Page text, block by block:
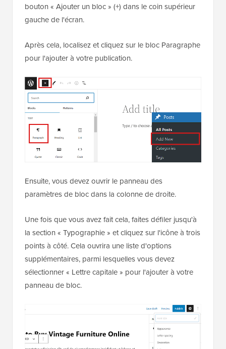
bouton « Ajouter un bloc » (+) dans le coin supérieur
gauche de l'écran.
Après cela, localisez et cliquez sur le bloc Paragraphe
pour l'ajouter à votre publication.
Ensuite, vous devez ouvrir le panneau des
paramètres de bloc dans la colonne de droite.
Une fois que vous avez fait cela, faites défiler jusqu'à
la section « Typographie » et cliquez sur l'icône à trois
points à côté. Cela ouvrira une liste d'options
supplémentaires, parmi lesquelles vous devez
sélectionner « Lettre capitale » pour l'ajouter à votre
panneau de bloc.